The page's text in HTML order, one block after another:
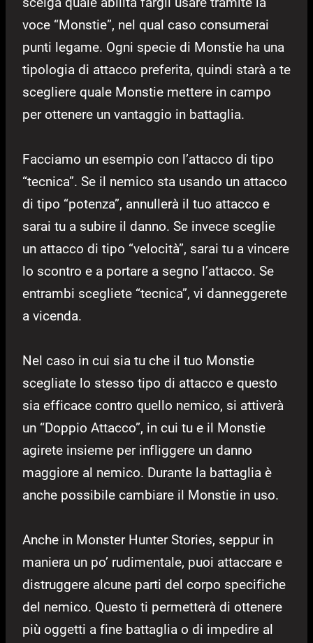
voce “Monstie”, nel qual caso consumerai
punti legame. Ogni specie di Monstie ha una
tipologia di attacco preferita, quindi starà a te
scegliere quale Monstie mettere in campo
per ottenere un vantaggio in battaglia.
Facciamo un esempio con l’attacco di tipo
“tecnica”. Se il nemico sta usando un attacco
di tipo “potenza”, annullerà il tuo attacco e
sarai tu a subire il danno. Se invece sceglie
un attacco di tipo “velocità”, sarai tu a vincere
lo scontro e a portare a segno l’attacco. Se
entrambi scegliete “tecnica”, vi danneggerete
a vicenda.
Nel caso in cui sia tu che il tuo Monstie
scegliate lo stesso tipo di attacco e questo
sia efficace contro quello nemico, si attiverà
un “Doppio Attacco”, in cui tu e il Monstie
agirete insieme per infliggere un danno
maggiore al nemico. Durante la battaglia è
anche possibile cambiare il Monstie in uso.
Anche in Monster Hunter Stories, seppur in
maniera un po’ rudimentale, puoi attaccare e
distruggere alcune parti del corpo specifiche
del nemico. Questo ti permetterà di ottenere
più oggetti a fine battaglia o di impedire al